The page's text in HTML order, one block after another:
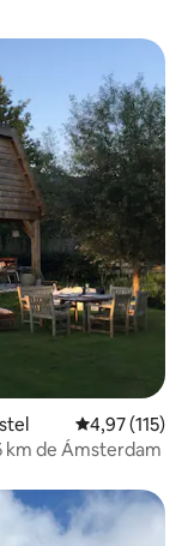
Calificación
4,97 (115)
km de Ámsterdam